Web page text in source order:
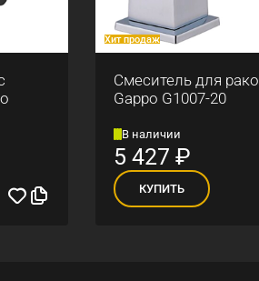
Хит продаж
Смеситель для
Gappo G1007-20
В наличии
5 427 ₽
КУПИТЬ